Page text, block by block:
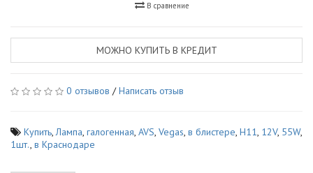
В сравнение
МОЖНО КУПИТЬ В КРЕДИТ
0 отзывов /Написать отзыв
Купить,Лампа, галогенная, AVS, Vegas, в блистере, H11, 12V, 55W,
1шт., в Краснодаре